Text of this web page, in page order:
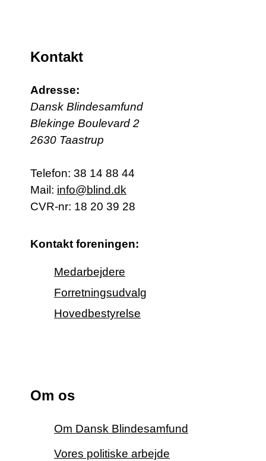
Kontakt
Adresse:
Dansk Blindesamfund
Blekinge Boulevard 2
2630 Taastrup
Telefon: 38 14 88 44
Mail: info@blind.dk
CVR-nr: 18 20 39 28
Kontakt foreningen:
Medarbejdere
Forretningsudvalg
Hovedbestyrelse
Om os
Om Dansk Blindesamfund
Vores politiske arbejde